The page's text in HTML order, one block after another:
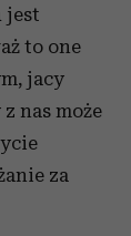
jest
to one
jacy
nas może
za